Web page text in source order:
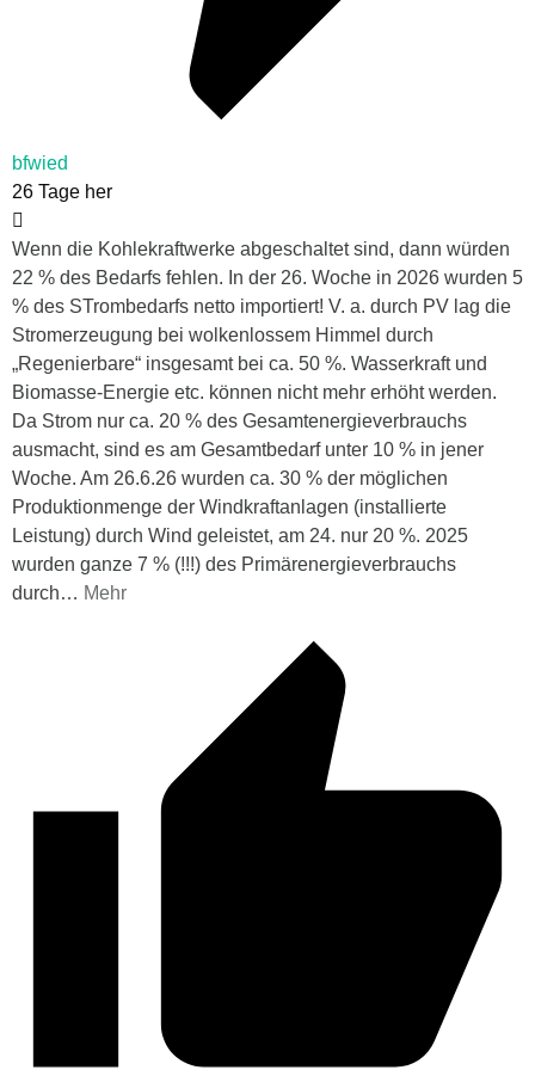
bfwied
26 Tage her
Wenn die Kohlekraftwerke abgeschaltet sind, dann würden
22 % des Bedarfs fehlen. In der 26. Woche in 2026 wurden 5
% des STrombedarfs netto importiert! V. a. durch PV lag die
Stromerzeugung bei wolkenlossem Himmel durch
„Regenierbare“ insgesamt bei ca. 50 %. Wasserkraft und
Biomasse-Energie etc. können nicht mehr erhöht werden.
Da Strom nur ca. 20 % des Gesamtenergieverbrauchs
ausmacht, sind es am Gesamtbedarf unter 10 % in jener
Woche. Am 26.6.26 wurden ca. 30 % der möglichen
Produktionmenge der Windkraftanlagen (installierte
Leistung) durch Wind geleistet, am 24. nur 20 %. 2025
wurden ganze 7 % (!!!) des Primärenergieverbrauchs
durch… Mehr